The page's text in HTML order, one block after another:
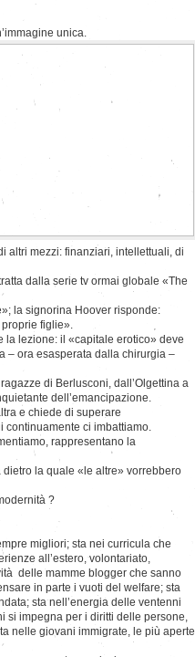
unica.
altri mezzi: finanziari, intellettuali, di
dalla serie tv ormai globale «The
la signorina Hoover risponde:
figlie».
la lezione: il «capitale erotico» deve
– ora esasperata dalla chirurgia –
di Berlusconi, dall’Olgettina a
dell’emancipazione.
e chiede di superare
continuamente ci imbattiamo.
rappresentano la
la quale «le altre» vorrebbero
?
migliori; sta nei curricula che
all’estero, volontariato,
delle mamme blogger che sanno
in parte i vuoti del welfare; sta
sta nell’energia delle ventenni
si impegna per i diritti delle persone,
nelle giovani immigrate, le più aperte